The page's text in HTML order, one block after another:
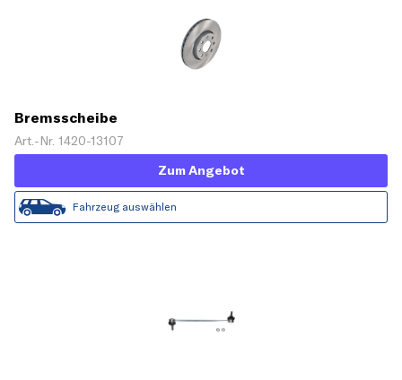
Bremsscheibe
Art.-Nr. 1420-13107
Zum Angebot
Fahrzeug auswählen